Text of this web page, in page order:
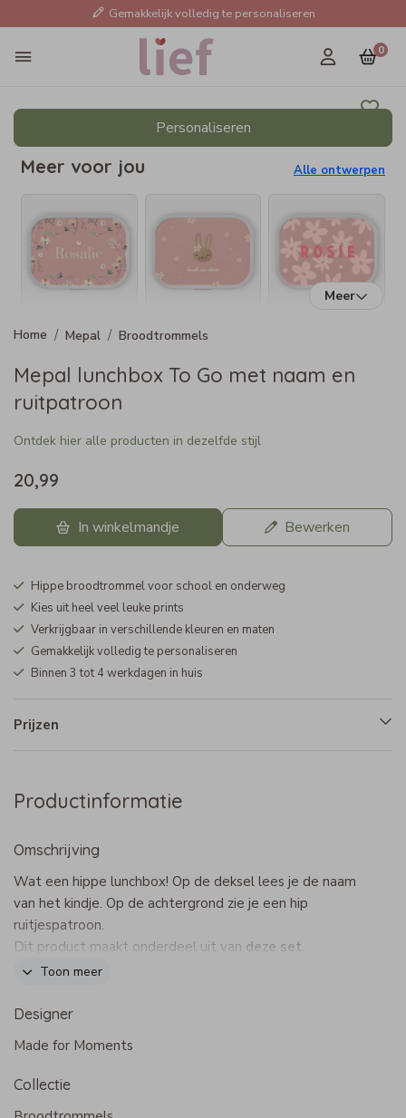
Gemakkelijk volledig te personaliseren
0
Personaliseren
Meer voor jou Alle ontwerpen
Meer
Mepal Broodtrommels
Mepal lunchbox To Go met naam en
ruitpatroon
Ontdek hier alle producten in dezelfde stijl
20,99
In winkelmandje Bewerken
Hippe broodtrommel voor school en onderweg
Kies uit heel veel leuke prints
Verkrijgbaar in verschillende kleuren en maten
Gemakkelijk volledig te personaliseren
Binnen 3 tot 4 werkdagen in huis
Prijzen
Productinformatie
Omschrijving
Wat een hippe lunchbox! Op de deksel lees je de naam
van het kindje. Op de achtergrond zie je een hip
ruitjespatroon.
Dit product maakt onderdeel uit van deze set
- Merk: Mepal
- Afmeting broodtrommel medium: 12 x 18,5 x 6,5 cm
- Afmeting broodtrommel large: 25,5 x 17 x 6,3 cm
- De Mepal fruitbox past perfect in de Mepal lunchbox
To Go medium
Toon meer
Designer
Made for Moments
Collectie